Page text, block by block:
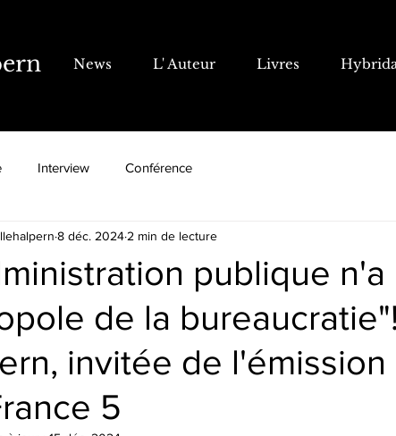
News L' Auteur Livres
Interview Conférence
publique n'a
de la
invitée de
5
8 déc. 2024 2 min de lecture